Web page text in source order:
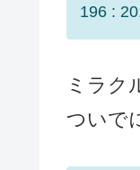
196 :
ミラク
ついで